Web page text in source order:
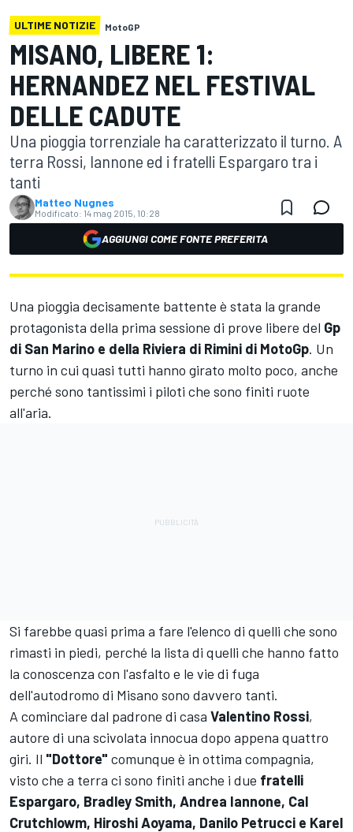
ULTIME NOTIZIE MotoGP
MISANO, LIBERE 1:
HERNANDEZ NEL FESTIVAL
DELLE CADUTE
Una pioggia torrenziale ha caratterizzato il turno. A
terra Rossi, Iannone ed i fratelli Espargaro tra i
tanti
Matteo Nugnes
Modificato: 14 mag 2015, 10:28
AGGIUNGI COME FONTE PREFERITA
Una pioggia decisamente battente è stata la grande
protagonista della prima sessione di prove libere del Gp
di San Marino e della Riviera di Rimini di MotoGp. Un
turno in cui quasi tutti hanno girato molto poco, anche
perché sono tantissimi i piloti che sono finiti ruote
all'aria.
Si farebbe quasi prima a fare l'elenco di quelli che sono
rimasti in piedi, perché la lista di quelli che hanno fatto
la conoscenza con l'asfalto e le vie di fuga
dell'autodromo di Misano sono davvero tanti.
A cominciare dal padrone di casa Valentino Rossi,
autore di una scivolata innocua dopo appena quattro
giri. Il "Dottore" comunque è in ottima compagnia,
visto che a terra ci sono finiti anche i due fratelli
Espargaro, Bradley Smith, Andrea Iannone, Cal
Crutchlowm, Hiroshi Aoyama, Danilo Petrucci e Karel